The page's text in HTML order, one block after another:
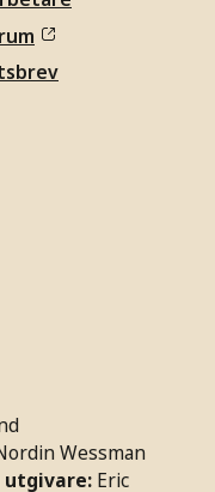
Wessman
utgivare: Eric